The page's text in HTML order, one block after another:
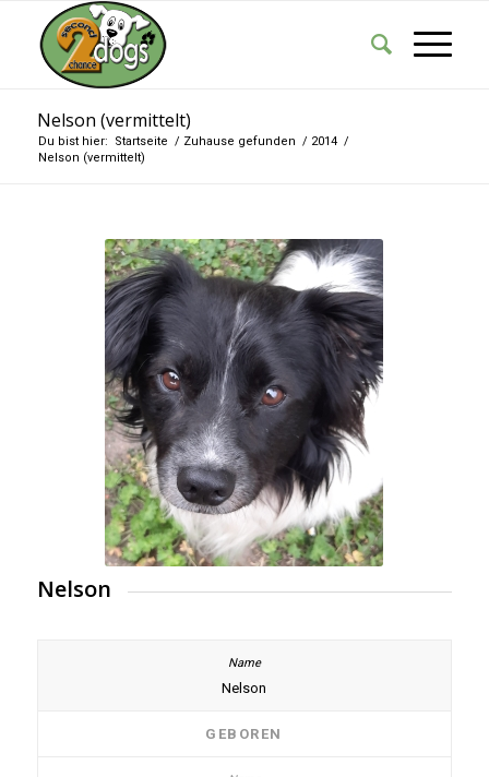
Nelson (vermittelt)
Du bist hier: Startseite / Zuhause gefunden / 2014 /
Nelson (vermittelt)
Nelson
Nelson
GEBOREN